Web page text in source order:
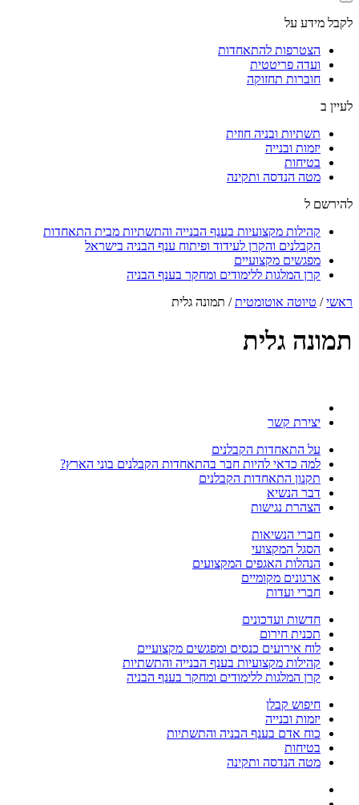
לקבל מידע על
הצטרפות להתאחדות
ועדה פריטטית
חוברות תחזוקה
לעיין ב
תשתיות ובניה חוזית
יזמות ובנייה
בטיחות
מטה הנדסה ותקינה
להירשם ל
קהילות מקצועיות בענף הבנייה והתשתיות מבית התאחדות
הקבלנים והקרן לעידוד ופיתוח ענף הבניה בישראל
מפגשים מקצועיים
קרן המלגות ללימודים ומחקר בענף הבניה
ראשי/ טיוטה אוטומטית/ תמונה גלית
תמונה גלית
יצירת קשר
על התאחדות הקבלנים
למה כדאי להיות חבר בהתאחדות הקבלנים בוני הארץ?
תקנון התאחדות הקבלנים
דבר הנשיא
הצהרת נגישות
חברי הנשיאות
הסגל המקצועי
הנהלות האגפים המקצועים
ארגונים מקומיים
חברי ועדות
חדשות ועדכונים
תכנית חירום
לוח אירועים כנסים ומפגשים מקצועיים
קהילות מקצועיות בענף הבנייה והתשתיות
קרן המלגות ללימודים ומחקר בענף הבניה
חיפוש קבלן
יזמות ובנייה
כוח אדם בענף הבניה והתשתיות
בטיחות
מטה הנדסה ותקינה